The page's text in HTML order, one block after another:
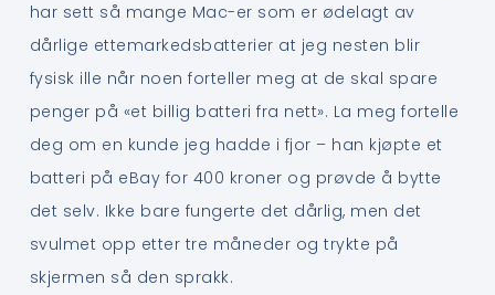
har sett så mange Mac-er som er ødelagt av
dårlige ettemarkedsbatterier at jeg nesten blir
fysisk ille når noen forteller meg at de skal spare
penger på «et billig batteri fra nett». La meg fortelle
deg om en kunde jeg hadde i fjor – han kjøpte et
batteri på eBay for 400 kroner og prøvde å bytte
det selv. Ikke bare fungerte det dårlig, men det
svulmet opp etter tre måneder og trykte på
skjermen så den sprakk.